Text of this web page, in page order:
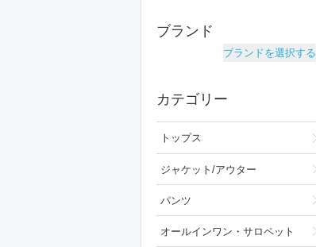
ブランド
ブランドを選択する
カテゴリー
トップス
ジャケット/アウター
パンツ
オールインワン・サロペット